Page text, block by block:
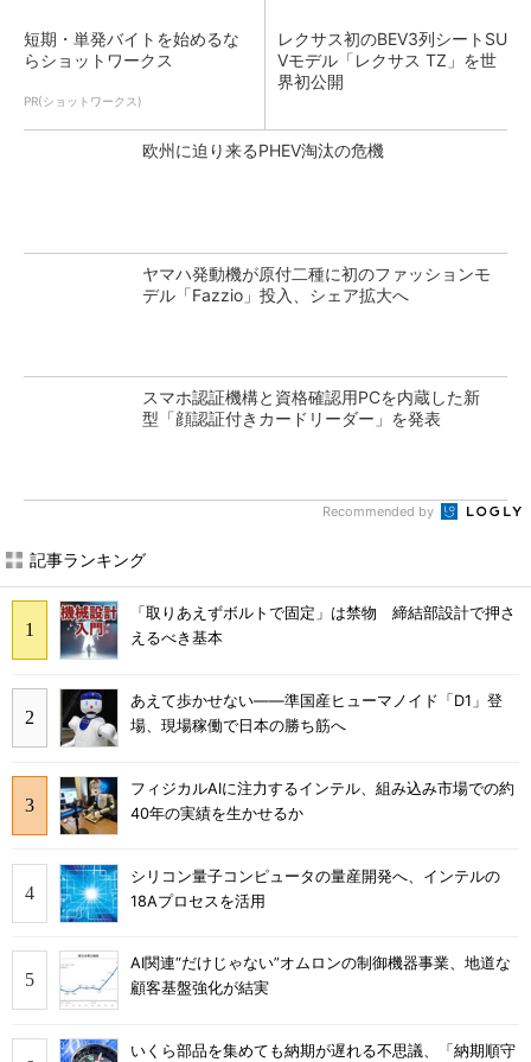
短期・単発バイトを始めるな
らショットワークス
PR(ショットワークス)
レクサス初のBEV3列シートSU
Vモデル「レクサス TZ」を世
界初公開
欧州に迫り来るPHEV淘汰の危機
ヤマハ発動機が原付二種に初のファッションモ
デル「Fazzio」投入、シェア拡大へ
スマホ認証機構と資格確認用PCを内蔵した新
型「顔認証付きカードリーダー」を発表
Recommended by
記事ランキング
「取りあえずボルトで固定」は禁物 締結部設計で押さ
えるべき基本
あえて歩かせない――準国産ヒューマノイド「D1」登
場、現場稼働で日本の勝ち筋へ
フィジカルAIに注力するインテル、組み込み市場での約
40年の実績を生かせるか
シリコン量子コンピュータの量産開発へ、インテルの
18Aプロセスを活用
AI関連“だけじゃない”オムロンの制御機器事業、地道な
顧客基盤強化が結実
いくら部品を集めても納期が遅れる不思議、「納期順守